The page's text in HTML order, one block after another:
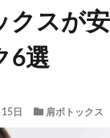
クスが
6選
日 肩ボトックス